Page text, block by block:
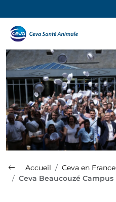
Accueil Ceva en France
Ceva Beaucouzé Campus